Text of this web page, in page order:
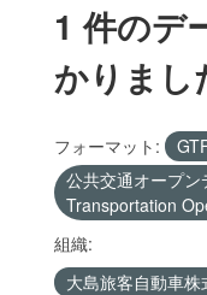
1 件のデ
かりまし
フォーマット:
公共交通オープ
Transportation
組織:
大島旅客自動車